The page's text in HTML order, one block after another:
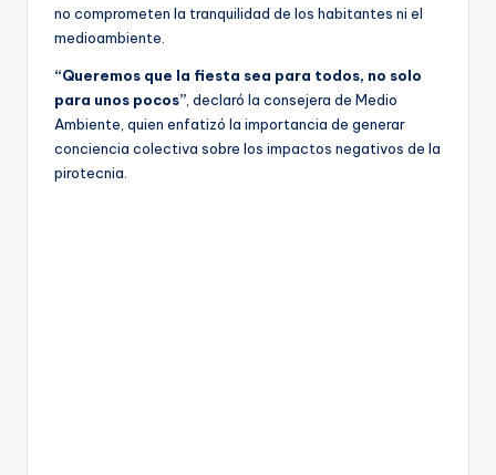
no comprometen la tranquilidad de los habitantes ni el
medioambiente.
“Queremos que la fiesta sea para todos, no solo
para unos pocos” , declaró la consejera de Medio
Ambiente, quien enfatizó la importancia de generar
conciencia colectiva sobre los impactos negativos de la
pirotecnia.